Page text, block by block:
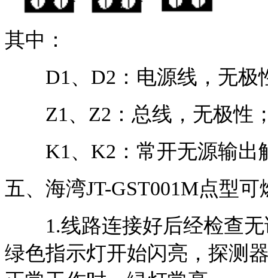
其中：
D1、D2：电源线，无极
Z1、Z2：总线，无极性
K1、K2：常开无源输出
五、海湾JT-GST001M点型
1.线路连接好后经检查无
绿色指示灯开始闪亮，探测